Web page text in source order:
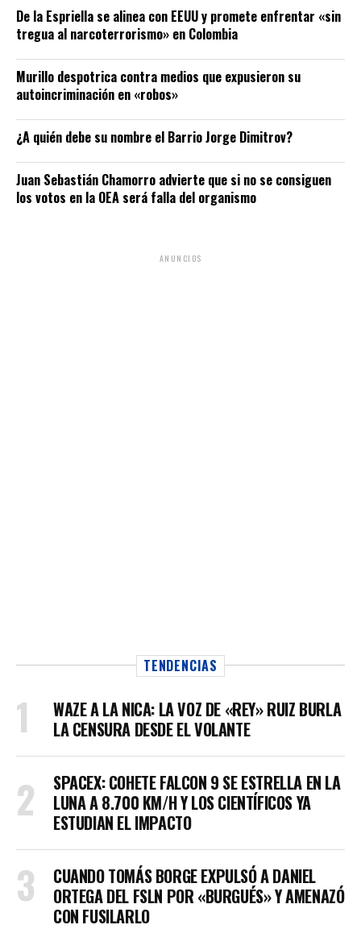
De la Espriella se alinea con EEUU y promete enfrentar «sin
tregua al narcoterrorismo» en Colombia
Murillo despotrica contra medios que expusieron su
autoincriminación en «robos»
¿A quién debe su nombre el Barrio Jorge Dimitrov?
Juan Sebastián Chamorro advierte que si no se consiguen
los votos en la OEA será falla del organismo
ANUNCIOS
TENDENCIAS
WAZE A LA NICA: LA VOZ DE «REY» RUIZ BURLA
LA CENSURA DESDE EL VOLANTE
SPACEX: COHETE FALCON 9 SE ESTRELLA EN LA
LUNA A 8.700 KM/H Y LOS CIENTÍFICOS YA
ESTUDIAN EL IMPACTO
CUANDO TOMÁS BORGE EXPULSÓ A DANIEL
ORTEGA DEL FSLN POR «BURGUÉS» Y AMENAZÓ
CON FUSILARLO